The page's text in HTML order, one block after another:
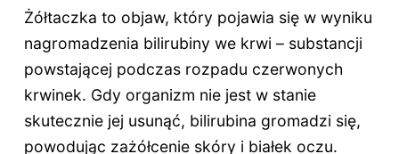
Żółtaczka to objaw, który pojawia się w wyniku
nagromadzenia bilirubiny we krwi – substancji
powstającej podczas rozpadu czerwonych
krwinek. Gdy organizm nie jest w stanie
skutecznie jej usunąć, bilirubina gromadzi się,
powodując zażółcenie skóry i białek oczu.